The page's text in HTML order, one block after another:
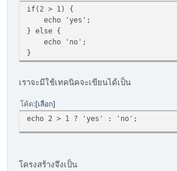
if(2 > 1) {
echo 'yes';
} else {
echo 'no';
}
เราจะมีใช้เทคนิคจะเขียนได้เป็น
โค้ด เลือก
echo 2 > 1 ? 'yes' : 'no';
โครงสร้างจึงเป็น